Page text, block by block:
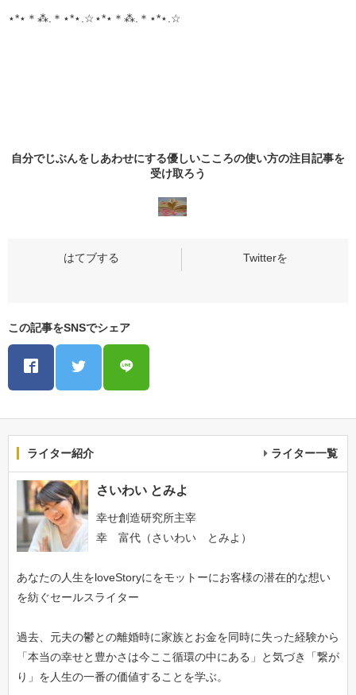
⋆*⋆＊⁂.＊⋆*⋆.☆⋆*⋆＊⁂.＊⋆*⋆.☆
自分でじぶんをしあわせにする優しいこころの使い方の注目記事を
受け取ろう
この記事をSNSでシェア
ライター紹介 ライター一覧
さいわい とみよ
幸せ創造研究所主宰
幸 富代（さいわい とみよ）
あなたの人生をloveStoryにをモットーにお客様の潜在的な想い
を紡ぐセールスライター
過去、元夫の鬱との離婚時に家族とお金を同時に失った経験から
「本当の幸せと豊かさは今ここ循環の中にある」と気づき「繋が
り」を人生の一番の価値することを学ぶ。